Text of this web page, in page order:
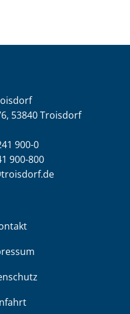
53840 Troisdorf
900-0
900-800